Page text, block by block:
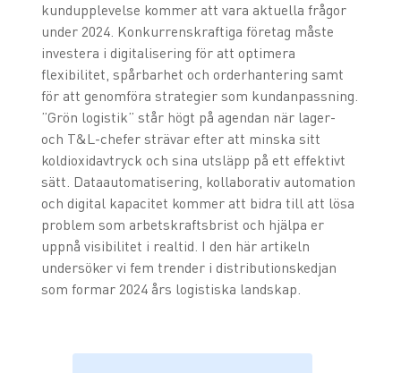
kundupplevelse kommer att vara aktuella frågor
under 2024. Konkurrenskraftiga företag måste
investera i digitalisering för att optimera
flexibilitet, spårbarhet och orderhantering samt
för att genomföra strategier som kundanpassning.
”Grön logistik” står högt på agendan när lager-
och T&L-chefer strävar efter att minska sitt
koldioxidavtryck och sina utsläpp på ett effektivt
sätt. Dataautomatisering, kollaborativ automation
och digital kapacitet kommer att bidra till att lösa
problem som arbetskraftsbrist och hjälpa er
uppnå visibilitet i realtid. I den här artikeln
undersöker vi fem trender i distributionskedjan
som formar 2024 års logistiska landskap.